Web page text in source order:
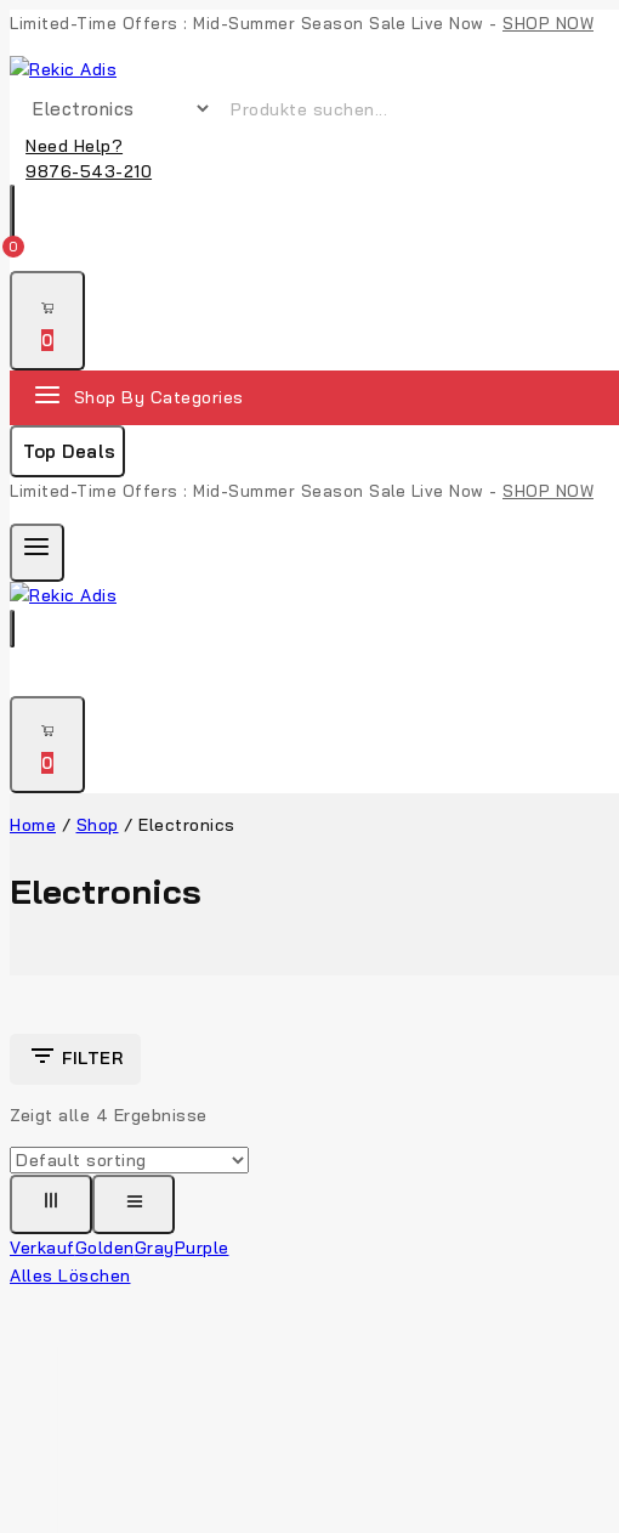
Limited-Time Offers : Mid-Summer Season Sale Live Now - SHOP NOW
Need Help?
9876-543-210
0
0
Shop By Categories
Top Deals
Limited-Time Offers : Mid-Summer Season Sale Live Now - SHOP NOW
0
Home / Shop / Electronics
Electronics
FILTER
Zeigt alle 4 Ergebnisse
VerkaufGoldenGrayPurple
Alles Löschen